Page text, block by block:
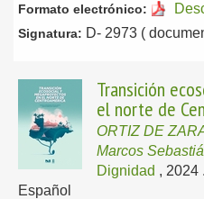
Formato electrónico:
Signatura: D- 2973 (
Transición
el norte de
ORTIZ DE
Marcos
Dignidad , 2024
Español